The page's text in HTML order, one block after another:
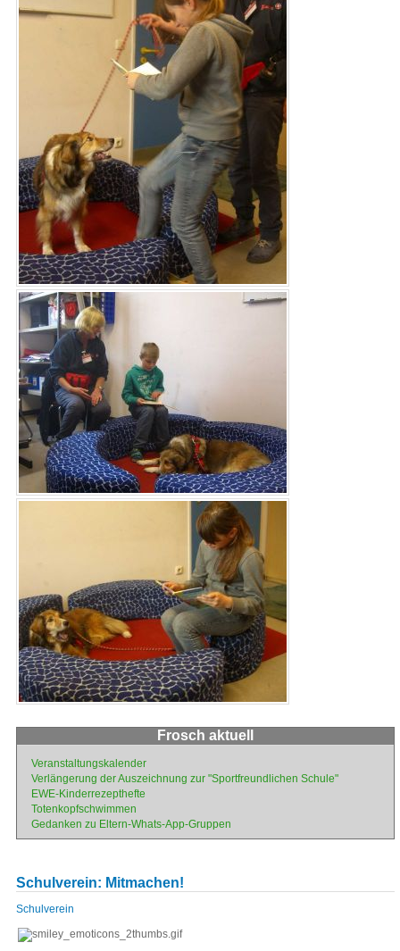
Frosch aktuell
Navigation
überspringen
Veranstaltungskalender
Verlängerung der Auszeichnung zur "Sportfreundlichen Schule"
EWE-Kinderrezepthefte
Totenkopfschwimmen
Gedanken zu Eltern-Whats-App-Gruppen
Schulverein: Mitmachen!
Navigation
Schulverein